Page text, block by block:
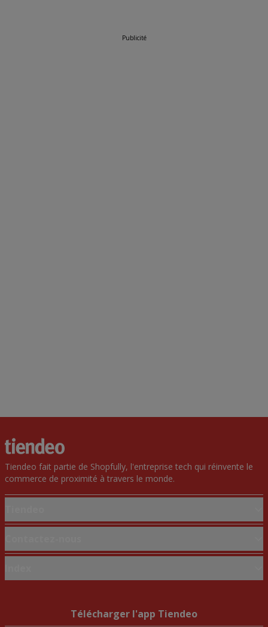
Publicité
Tiendeo fait partie de Shopfully, l'entreprise tech qui réinvente le
commerce de proximité à travers le monde.
Solutions professionnelles
Magasin mal situé sur la carte
Vous rencontrez un problème technique sur l’appli ou le site?
Télécharger l'app Tiendeo